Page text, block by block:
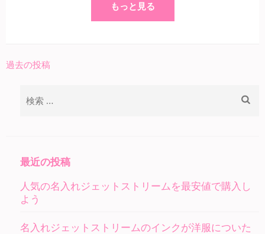
もっと見る
過去の投稿
最近の投稿
人気の名入れジェットストリームを最安値で購入し
よう
名入れジェットストリームのインクが洋服についた